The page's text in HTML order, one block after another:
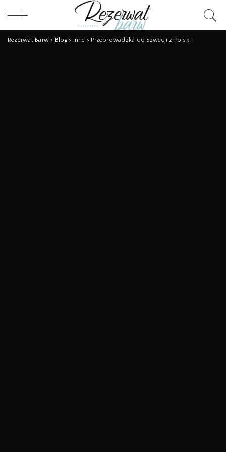
Rezerwat Barw > Blog> Inne > Przeprowadzka do Szwecji z Polski